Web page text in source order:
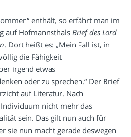
enthält, so erfährt man im
auf Hofmannsthals Brief des Lord
. Dort heißt es: „Mein Fall ist, in
die Fähigkeit
irgend etwas
oder zu sprechen.“ Der Brief
auf Literatur. Nach
nicht mehr das
sein. Das gilt nun auch für
sie nun macht gerade deswegen